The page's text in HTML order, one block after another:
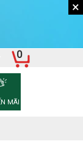
×
MÃI
0